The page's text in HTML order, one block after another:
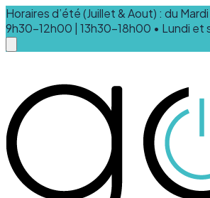
Horaires d’été (Juillet & Aout) : du
9h30-12h00 | 13h30-18h00 • Lundi et